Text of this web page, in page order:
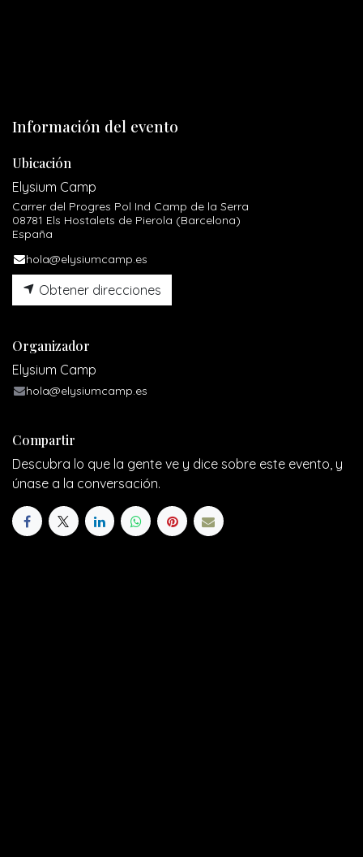
Información del evento
Ubicación
Elysium Camp
Carrer del Progres Pol Ind Camp de la Serra
08781 Els Hostalets de Pierola (Barcelona)
España
hola@elysiumcamp.es
Obtener direcciones
Organizador
Elysium Camp
hola@elysiumcamp.es
Compartir
Descubra lo que la gente ve y dice sobre este evento, y
únase a la conversación.